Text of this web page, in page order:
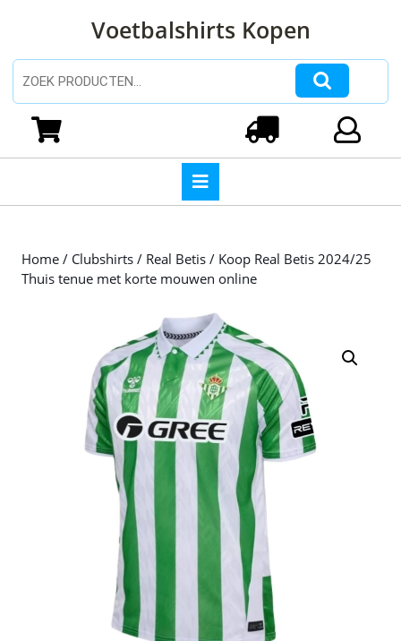
inhoud
Voetbalshirts Kopen
Zoeken naar:
Home / Clubshirts / Real Betis / Koop Real Betis 2024/25
Thuis tenue met korte mouwen online